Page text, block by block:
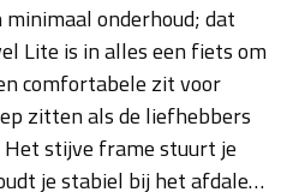
onderhoud; dat
Lite is in alles een fiets om
comfortabele zit voor
zitten als de liefhebbers
stijve frame stuurt je
je stabiel bij het afdalen